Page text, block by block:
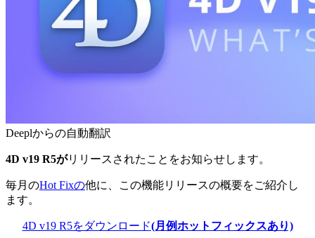
Deeplからの自動翻訳
4D v19 R5がリリースされたことをお知らせします。
毎月のHot Fixの他に、この機能リリースの概要をご紹介し
ます。
4D v19 R5をダウンロード(月例ホットフィックスあり)